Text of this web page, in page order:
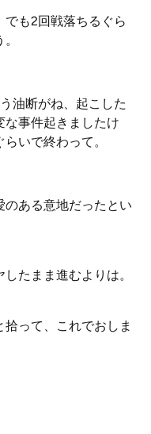
も2回戦落ちるぐら
油断がね、起こした
事件起きましたけ
いで終わって。
のある意地だったとい
たまま進むよりは。
って、これでおしま